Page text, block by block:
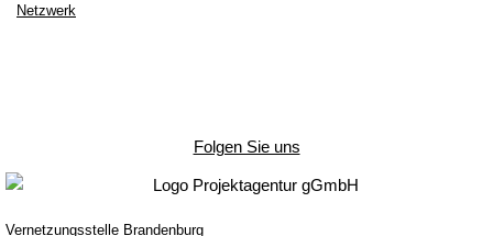
Netzwerk
Folgen Sie uns
Vernetzungsstelle Brandenburg